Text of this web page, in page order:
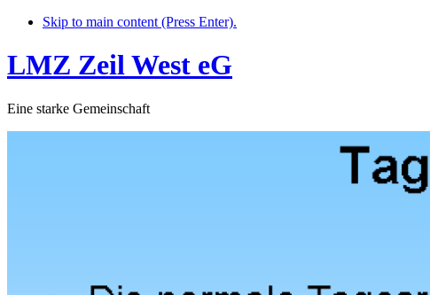
Skip to main content (Press Enter).
LMZ Zeil West eG
Eine starke Gemeinschaft